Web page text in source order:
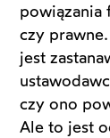
powiązania
czy
jest
czy ono
Ale to jest